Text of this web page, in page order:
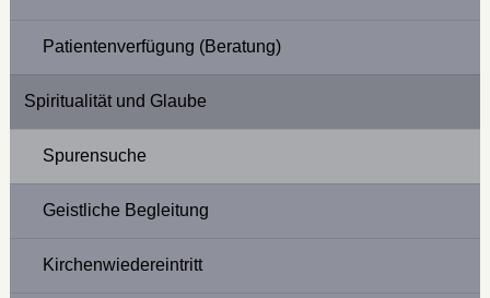
Patientenverfügung (Beratung)
Spiritualität und Glaube
Spurensuche
Geistliche Begleitung
Kirchenwiedereintritt